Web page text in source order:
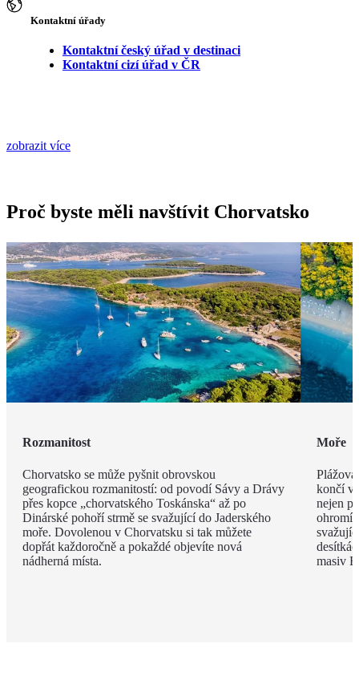
Kontaktní úřady
Kontaktní český úřad v destinaci
Kontaktní cizí úřad v ČR
zobrazit více
Proč byste měli navštívit Chorvatsko
Rozmanitost
Chorvatsko se může pyšnit obrovskou
geografickou rozmanitostí: od povodí Sávy a Drávy
přes kopce „chorvatského Toskánska“ až po
Dinárské pohoří strmě se svažující do Jaderského
moře. Dovolenou v Chorvatsku si tak můžete
dopřát každoročně a pokaždé objevíte nová
nádherná místa.
Moře
končí v
nejen
ohromí
masiv